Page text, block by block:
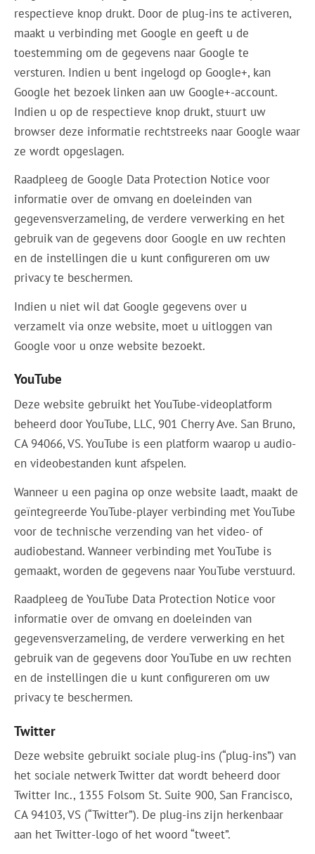
respectieve knop drukt. Door de plug-ins te activeren,
maakt u verbinding met Google en geeft u de
toestemming om de gegevens naar Google te
versturen. Indien u bent ingelogd op Google+, kan
Google het bezoek linken aan uw Google+-account.
Indien u op de respectieve knop drukt, stuurt uw
browser deze informatie rechtstreeks naar Google waar
ze wordt opgeslagen.
Raadpleeg de Google Data Protection Notice voor
informatie over de omvang en doeleinden van
gegevensverzameling, de verdere verwerking en het
gebruik van de gegevens door Google en uw rechten
en de instellingen die u kunt configureren om uw
privacy te beschermen.
Indien u niet wil dat Google gegevens over u
verzamelt via onze website, moet u uitloggen van
Google voor u onze website bezoekt.
YouTube
Deze website gebruikt het YouTube-videoplatform
beheerd door YouTube, LLC, 901 Cherry Ave. San Bruno,
CA 94066, VS. YouTube is een platform waarop u audio-
en videobestanden kunt afspelen.
Wanneer u een pagina op onze website laadt, maakt de
geïntegreerde YouTube-player verbinding met YouTube
voor de technische verzending van het video- of
audiobestand. Wanneer verbinding met YouTube is
gemaakt, worden de gegevens naar YouTube verstuurd.
Raadpleeg de YouTube Data Protection Notice voor
informatie over de omvang en doeleinden van
gegevensverzameling, de verdere verwerking en het
gebruik van de gegevens door YouTube en uw rechten
en de instellingen die u kunt configureren om uw
privacy te beschermen.
Twitter
Deze website gebruikt sociale plug-ins (“plug-ins”) van
het sociale netwerk Twitter dat wordt beheerd door
Twitter Inc., 1355 Folsom St. Suite 900, San Francisco,
CA 94103, VS (“Twitter”). De plug-ins zijn herkenbaar
aan het Twitter-logo of het woord “tweet”.